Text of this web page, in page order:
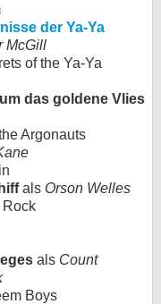
der Ya-Ya
McGill
of the Ya-Ya
das goldene Vlies
Argonauts
als Orson Welles
als Count
Boys